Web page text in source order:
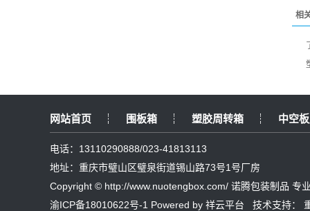
相
网站首页 围板箱 塑胶周转箱 中空
电话：13110290888/023-41813113
地址：重庆市璧山区璧泉街道锡山路73号1号厂房
Copyright © http://www.nuotengbox.com/ 诺腾包装制品 专
渝ICP备18010622号-1 Powered by 祥云平台 技术支持：